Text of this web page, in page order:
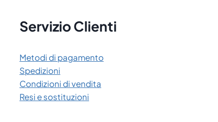
Servizio Clienti
Metodi di pagamento
Spedizioni
Condizioni di vendita
Resi e sostituzioni